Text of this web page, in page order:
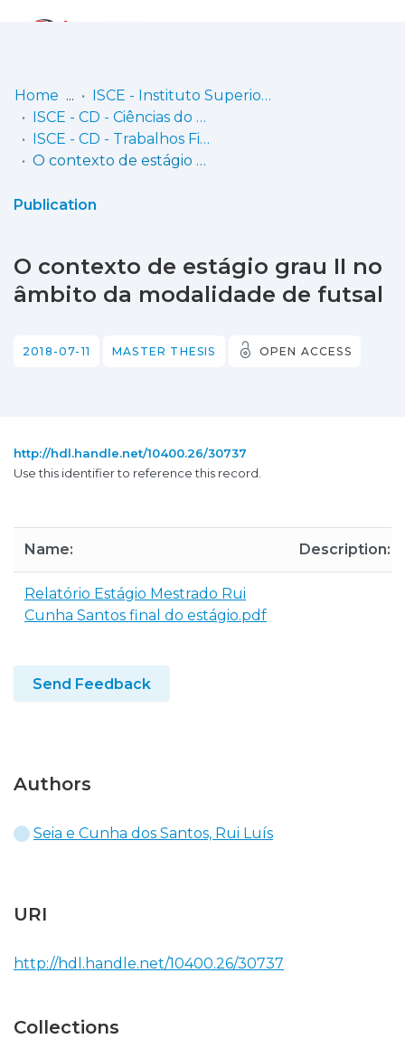
Communities
& Collections
Statistics
Home
ISCE - Instituto Superior de Ciências Educativas
ISCE - CD - Ciências do Desporto
ISCE - CD - Trabalhos Finais de Mestrado
O contexto de estágio grau II no âmbito da modalidade de futsal
Publication
O contexto de estágio grau II no
âmbito da modalidade de futsal
2018-07-11 MASTER THESIS OPEN ACCESS
http://hdl.handle.net/10400.26/30737
Use this identifier to reference this record.
Name: Description:
Relatório Estágio Mestrado Rui
Cunha Santos final do estágio.pdf
Send Feedback
Authors
Seia e Cunha dos Santos, Rui Luís
URI
http://hdl.handle.net/10400.26/30737
Collections